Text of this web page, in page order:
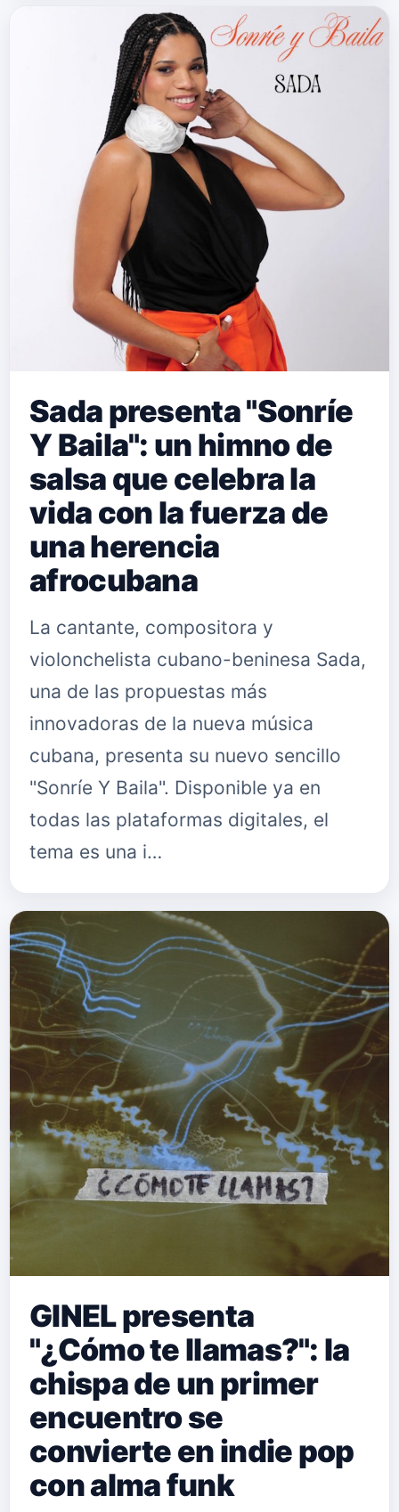
Sada presenta "Sonríe
Y Baila": un himno de
salsa que celebra la
vida con la fuerza de
una herencia
afrocubana
La cantante, compositora y
violonchelista cubano-beninesa Sada,
una de las propuestas más
innovadoras de la nueva música
cubana, presenta su nuevo sencillo
"Sonríe Y Baila". Disponible ya en
todas las plataformas digitales, el
tema es una i…
GINEL presenta
"¿Cómo te llamas?": la
chispa de un primer
encuentro se
convierte en indie pop
con alma funk